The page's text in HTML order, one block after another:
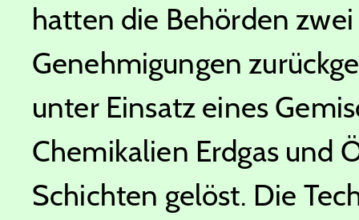
hatten die Behörden
Genehmigungen
unter Einsatz eines
Chemikalien Erdgas und
Schichten gelöst. Die